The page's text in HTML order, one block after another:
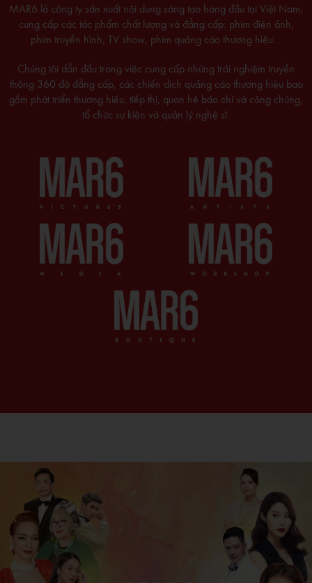
MAR6 là công ty sản xuất nội dung sáng tạo hàng đầu tại Việt Nam,
cung cấp các tác phẩm chất lượng và đẳng cấp: phim điện ảnh,
phim truyền hình, TV show, phim quảng cáo thương hiệu…
Chúng tôi dẫn đầu trong việc cung cấp những trải nghiệm truyền
thông 360 độ đẳng cấp, các chiến dịch quảng cáo thương hiệu bao
gồm phát triển thương hiệu, tiếp thị, quan hệ báo chí và công chúng,
tổ chức sự kiện và quản lý nghệ sĩ.